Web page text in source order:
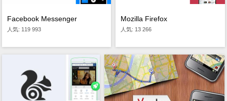
Facebook Messenger
人気: 119 993
Mozilla Firefox
人気: 13 266